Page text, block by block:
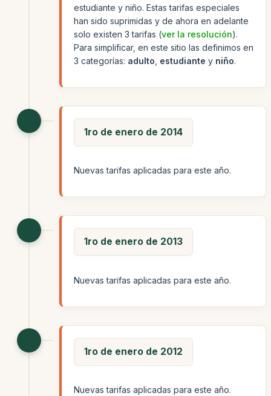
estudiante y niño. Estas tarifas especiales
han sido suprimidas y de ahora en adelante
solo existen 3 tarifas (ver la resolución).
Para simplificar, en este sitio las definimos en
3 categorías: adulto estudiante y niño.
1ro de enero de 2014
Nuevas tarifas aplicadas para este año.
1ro de enero de 2013
Nuevas tarifas aplicadas para este año.
1ro de enero de 2012
Nuevas tarifas aplicadas para este año.